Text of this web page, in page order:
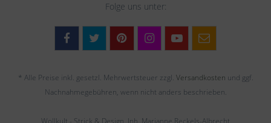
Folge uns unter:
* Alle Preise inkl. gesetzl. Mehrwertsteuer zzgl. Versandkosten und ggf.
Nachnahmegebühren, wenn nicht anders beschrieben.
Wollkult - Strick & Design, Inh. Marianne Reckels-Albrecht